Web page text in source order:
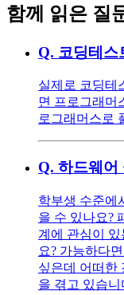
함께 읽은 질
Q. 코딩테스
실제로 코딩테
면 프로그래머
로그래머스로
Q. 하드웨어
학부생 수준에
을 수 있나요?
계에 관심이
요? 가능하다
싶은데 어떠한
을 겪고 있습니